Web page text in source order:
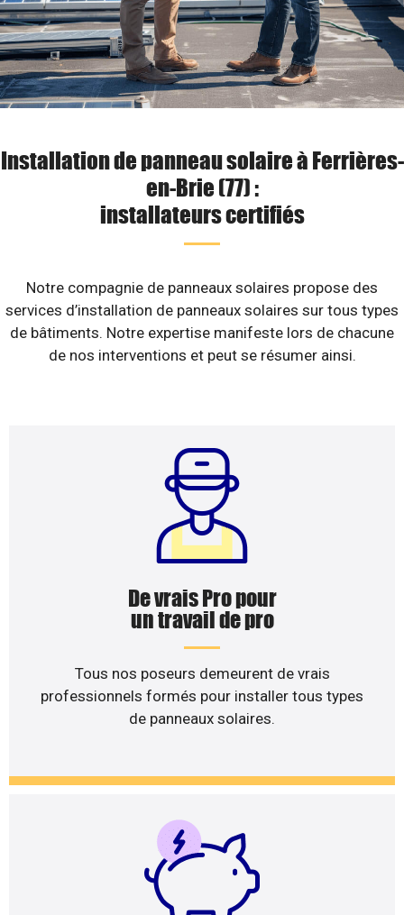
Installation de panneau solaire à Ferrières-
en-Brie (77) :
installateurs certifiés
Notre compagnie de panneaux solaires propose des
services d’installation de panneaux solaires sur tous types
de bâtiments. Notre expertise manifeste lors de chacune
de nos interventions et peut se résumer ainsi.
De vrais Pro pour
un travail de pro
Tous nos poseurs demeurent de vrais
professionnels formés pour installer tous types
de panneaux solaires.